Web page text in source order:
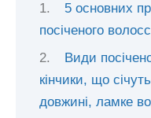
5 основних
посіченого
Види
кінчики, що
довжині, ламке